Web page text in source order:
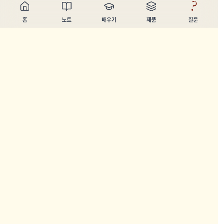
홈 노트 배우기 제품
?
질문